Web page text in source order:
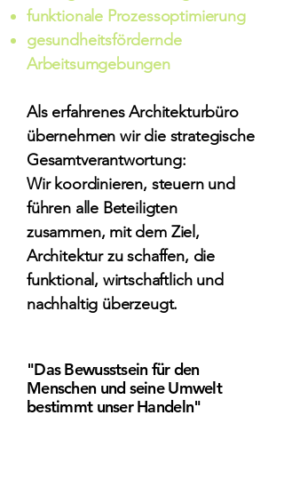
funktionale Prozessoptimierung
gesundheitsfördernde
Arbeitsumgebungen
Als erfahrenes Architekturbüro
übernehmen wir die strategische
Gesamtverantwortung:
Wir koordinieren, steuern und
führen alle Beteiligten
zusammen, mit dem Ziel,
Architektur zu schaffen, die
funktional, wirtschaftlich und
nachhaltig überzeugt.
"Das Bewusstsein für den
Menschen und seine Umwelt
bestimmt unser Handeln"